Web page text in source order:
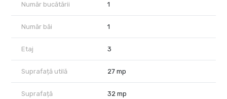
Număr bucătării 1
Număr băi 1
Etaj 3
Suprafață utilă 27 mp
Suprafață
32 mp